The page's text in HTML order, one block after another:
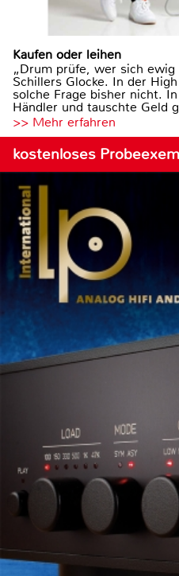
Kaufen oder leihen
„Drum prüfe, wer sich
Schillers Glocke. In der
solche Frage bisher nicht.
Händler und tauschte Geld
>> Mehr erfahren
kostenloses